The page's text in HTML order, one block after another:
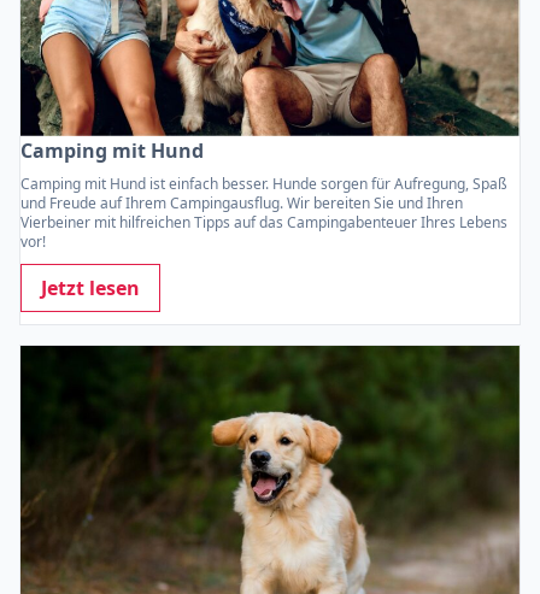
Camping mit Hund
Camping mit Hund ist einfach besser. Hunde sorgen für Aufregung, Spaß
und Freude auf Ihrem Campingausflug. Wir bereiten Sie und Ihren
Vierbeiner mit hilfreichen Tipps auf das Campingabenteuer Ihres Lebens
vor!
Jetzt lesen